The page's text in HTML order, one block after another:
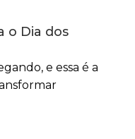
o Dia dos
e essa é a